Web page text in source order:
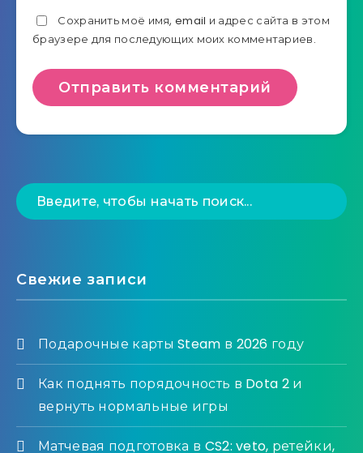
Сохранить моё имя, email и адрес сайта в этом
браузере для последующих моих комментариев.
Свежие записи
Подарочные карты Steam в 2026 году
Как поднять порядочность в Dota 2 и
вернуть нормальные игры
Матчевая подготовка в CS2: veto, ретейки,